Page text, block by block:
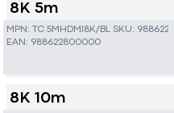
8K 5m
MPN: TC 5MHDMI8K/BL SKU: 9886228
EAN: 988622800000
8K 10m